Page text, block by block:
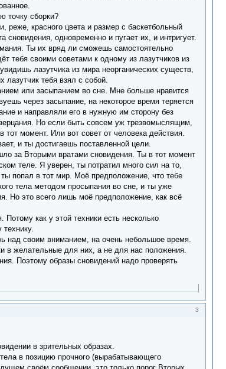
точку сборки?
реже, красного цвета и размер с баскетбольный
одновременно и пугает их, и интригует.
Ты их вряд ли сможешь самостоятельно
тебя своими советами к одному из лазутчиков из
лазутчика из мира неорганических существ,
лазутчик тебя взял с собой.
или засыпанием во сне. Мне больше нравится
через засыпание, на некоторое время теряется
и направляли его в нужную им сторону без
Но если быть совсем уж трезвомыслящим,
момент. Или вот совет от человека действия.
и ты достигаешь поставленной цели.
за Вторыми вратами сновидения. Ты в тот момент
теле. Я уверен, ты потратил много сил на то,
попал в тот мир. Моё предположение, что тебе
тела методом просыпания во сне, и ты уже
Но это всего лишь моё предположение, как всё
как у этой техники есть несколько
над своим вниманием, на очень небольшое время.
в желательные для них, а не для нас положения.
Поэтому образы сновидений надо проверять
3
в зрительных образах.
в позицию прочного (вырабатывающего